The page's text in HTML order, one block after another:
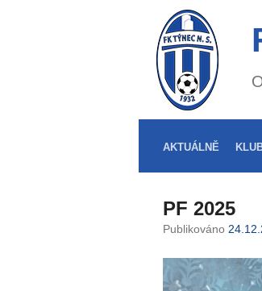
AKTUÁLNĚ
PF 2025
Publikováno